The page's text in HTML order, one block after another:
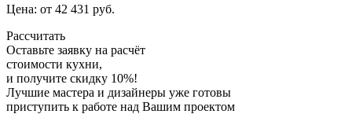
Цена: от 42 431 руб.
Рассчитать
Оставьте заявку на расчёт
стоимости кухни,
и получите скидку 10%!
Лучшие мастера и дизайнеры уже готовы
приступить к работе над Вашим проектом